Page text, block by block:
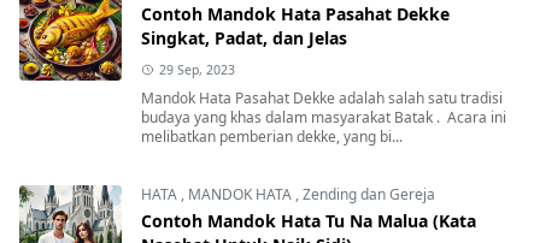
Contoh Mandok Hata Pasahat Dekke
Singkat, Padat, dan Jelas
29 Sep, 2023
Mandok Hata Pasahat Dekke adalah salah satu tradisi
budaya yang khas dalam masyarakat Batak . Acara ini
melibatkan pemberian dekke, yang bi...
HATA , MANDOK HATA ,Zending dan Gereja
Contoh Mandok Hata Tu Na Malua (Kata